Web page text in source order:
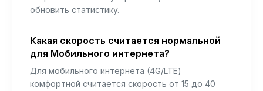
обновить статистику.
Какая скорость считается нормальной
для Мобильного интернета?
Для мобильного интернета (4G/LTE)
комфортной считается скорость от 15 до 40